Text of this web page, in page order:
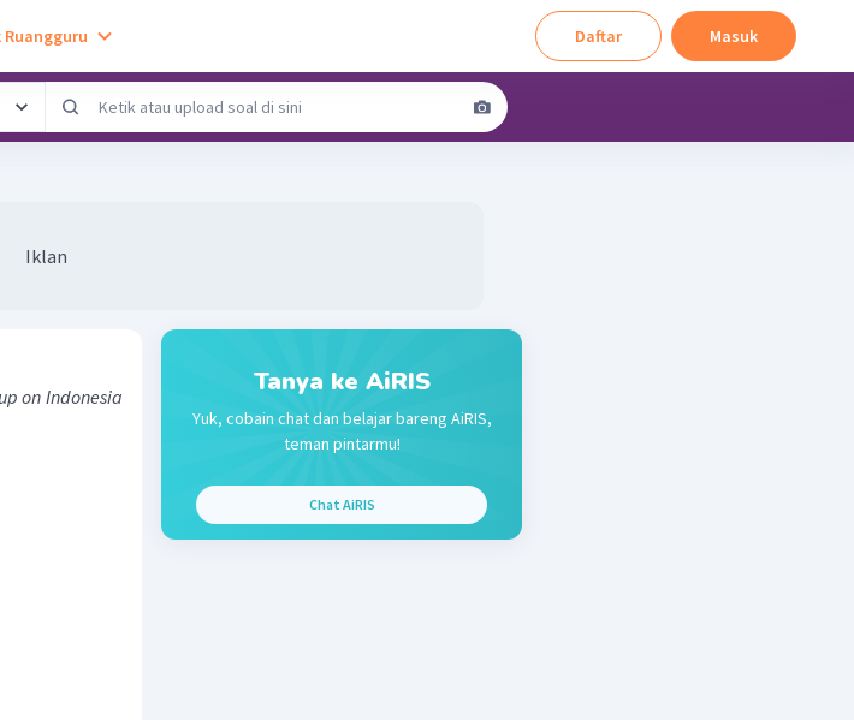
Ruangguru Daftar Masuk
Iklan
on Indonesia
Tanya ke AiRIS
Yuk, cobain chat dan belajar bareng AiRIS,
teman pintarmu!
Chat AiRIS